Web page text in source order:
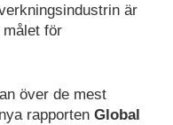
är
för
över de mest
rapporten Global